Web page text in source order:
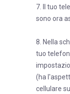
7. Il tuo
sono ora
8. Nella
tuo
(ha
cellulare